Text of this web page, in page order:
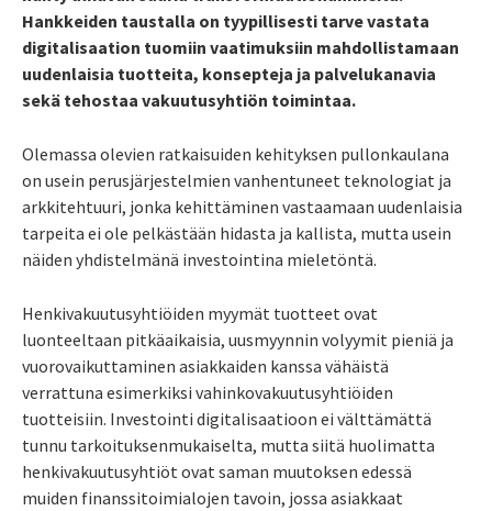
Hankkeiden taustalla on tyypillisesti tarve vastata
digitalisaation tuomiin vaatimuksiin mahdollistamaan
uudenlaisia tuotteita, konsepteja ja palvelukanavia
sekä tehostaa vakuutusyhtiön toimintaa.
Olemassa olevien ratkaisuiden kehityksen pullonkaulana
on usein perusjärjestelmien vanhentuneet teknologiat ja
arkkitehtuuri, jonka kehittäminen vastaamaan uudenlaisia
tarpeita ei ole pelkästään hidasta ja kallista, mutta usein
näiden yhdistelmänä investointina mieletöntä.
Henkivakuutusyhtiöiden myymät tuotteet ovat
luonteeltaan pitkäaikaisia, uusmyynnin volyymit pieniä ja
vuorovaikuttaminen asiakkaiden kanssa vähäistä
verrattuna esimerkiksi vahinkovakuutusyhtiöiden
tuotteisiin. Investointi digitalisaatioon ei välttämättä
tunnu tarkoituksenmukaiselta, mutta siitä huolimatta
henkivakuutusyhtiöt ovat saman muutoksen edessä
muiden finanssitoimialojen tavoin, jossa asiakkaat